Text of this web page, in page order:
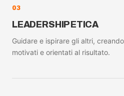
03
LEADERSHIP ETICA
Guidare e ispirare gli altri,
motivati e orientati al risultato.